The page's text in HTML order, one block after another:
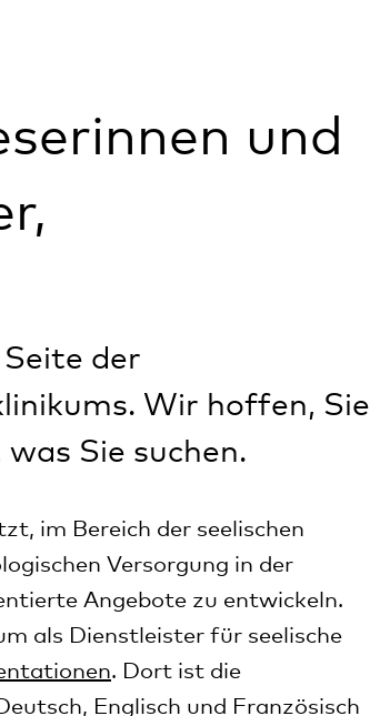
und
der
Wir hoffen, Sie
Sie suchen.
im Bereich der seelischen
Versorgung in der
Angebote zu entwickeln.
als Dienstleister für seelische
. Dort ist die
Englisch und Französisch